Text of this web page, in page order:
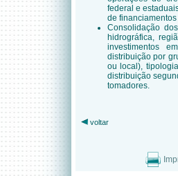
federal e
de
Consolidação
hidrográfica,
investimentos
distribuição por
ou local),
distribuição
tomadores.
voltar